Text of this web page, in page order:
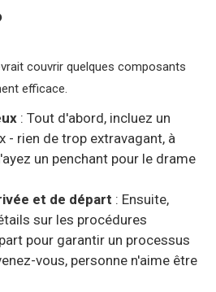
couvrir quelques composants
efficace.
: Tout d'abord, incluez un
- rien de trop extravagant, à
un penchant pour le drame
et de départ : Ensuite,
sur les procédures
pour garantir un processus
vous, personne n'aime être